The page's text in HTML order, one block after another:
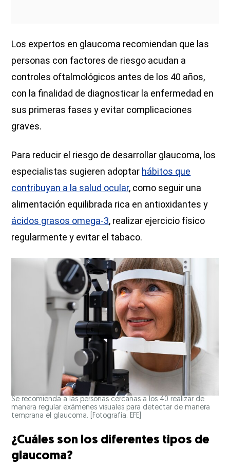
Los expertos en glaucoma recomiendan que las
personas con factores de riesgo acudan a
controles oftalmológicos antes de los 40 años,
con la finalidad de diagnosticar la enfermedad en
sus primeras fases y evitar complicaciones
graves.
Para reducir el riesgo de desarrollar glaucoma, los
especialistas sugieren adoptar hábitos que
contribuyan a la salud ocular, como seguir una
alimentación equilibrada rica en antioxidantes y
ácidos grasos omega-3, realizar ejercicio físico
regularmente y evitar el tabaco.
Se recomienda a las personas cercanas a los 40 realizar de
manera regular exámenes visuales para detectar de manera
temprana el glaucoma. [Fotografía. EFE]
¿Cuáles son los diferentes tipos de
glaucoma?